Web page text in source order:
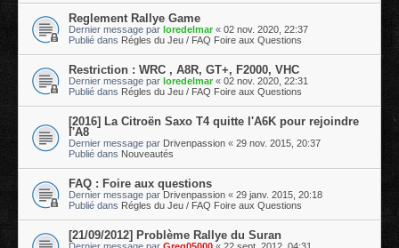
Reglement Rallye Game
Dernier message par loredelmar « 02 nov. 2020, 22:37
Publié dans Régles du Jeu / FAQ Foire aux Questions
Restriction : WRC , A8R, GT+, F2000, VHC
Dernier message par loredelmar « 02 nov. 2020, 22:31
Publié dans Régles du Jeu / FAQ Foire aux Questions
[2016] La Citroën Saxo T4 quitte l'A6K pour rejoindre
l'A8
Dernier message par Drivenpassion « 29 nov. 2015, 20:37
Publié dans Nouveautés
FAQ : Foire aux questions
Dernier message par Drivenpassion « 29 janv. 2015, 20:18
Publié dans Régles du Jeu / FAQ Foire aux Questions
[21/09/2012] Problème Rallye du Suran
Dernier message par Greg05000 « 22 sept. 2012, 04:31